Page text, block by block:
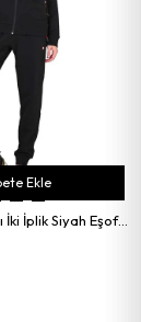
Kadın Fermuarlı İki İplik Siyah Eşofman Takımı
Ekle